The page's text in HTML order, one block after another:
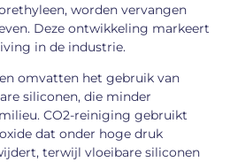
worden vervangen
Deze ontwikkeling markeert
in de industrie.
omvatten het gebruik van
siliconen, die minder
CO2-reiniging gebruikt
dat onder hoge druk
terwijl vloeibare siliconen